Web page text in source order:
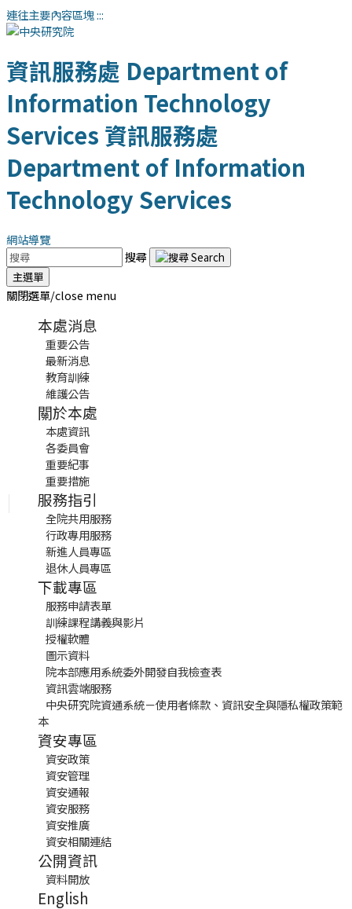
連往主要內容區塊:::
資訊服務處 Department of
Information Technology
Services 資訊服務處
Department of Information
Technology Services
網站導覽
搜尋
主選單
關閉選單/close menu
本處消息
重要公告
最新消息
教育訓練
維護公告
關於本處
本處資訊
各委員會
重要紀事
重要措施
服務指引
全院共用服務
行政專用服務
新進人員專區
退休人員專區
下載專區
服務申請表單
訓練課程講義與影片
授權軟體
圖示資料
院本部應用系統委外開發自我檢查表
資訊雲端服務
中央研究院資通系統－使用者條款、資訊安全與隱私權政策範
本
資安專區
資安政策
資安管理
資安通報
資安服務
資安推廣
資安相關連結
公開資訊
資料開放
English